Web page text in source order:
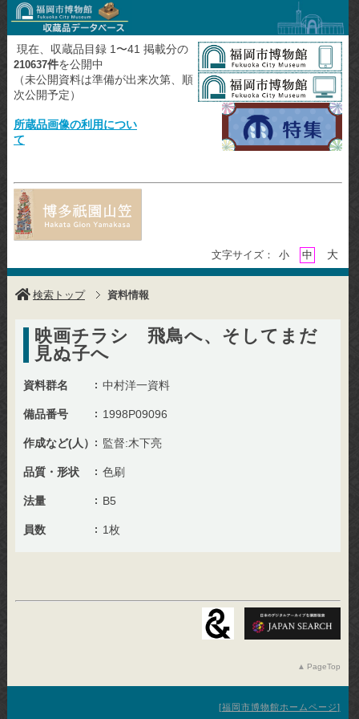
現在、収蔵品目録 1〜41 掲載分の
210637件を公開中
（未公開資料は準備が出来次第、順
次公開予定）
所蔵品画像の利用につい
て
文字サイズ： 小 中 大
検索トップ 資料情報
映画チラシ 飛鳥へ、そしてまだ
見ぬ子へ
資料群名 中村洋一資料
備品番号 1998P09096
作成など(人） 監督:木下亮
品質・形状 色刷
法量 B5
員数 1枚
PageTop
福岡市博物館ホームページ